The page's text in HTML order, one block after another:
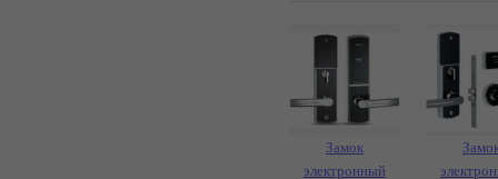
Замок
электронный